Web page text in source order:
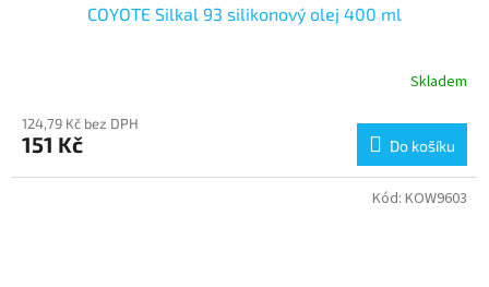
COYOTE Silkal 93 silikonový olej 400 ml
Skladem
124,79 Kč bez DPH
151 Kč Do košíku
Kód: KOW9603